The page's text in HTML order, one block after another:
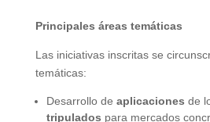
Principales áreas temáticas
Las iniciativas inscritas se
temáticas:
Desarrollo de aplicaciones de
tripulados para mercados